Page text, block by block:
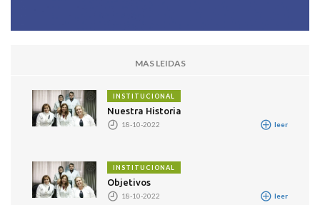
MAS LEIDAS
INSTITUCIONAL
Nuestra Historia
18-10-2022 leer
INSTITUCIONAL
Objetivos
18-10-2022 leer